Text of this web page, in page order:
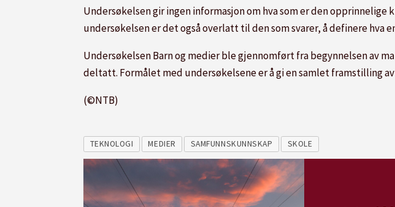
Undersøkelsen gir ingen informasjon om hva som er den
undersøkelsen er det også overlatt til den som svarer, å definere hva
Undersøkelsen Barn og medier ble gjennomført fra begynnelsen av
deltatt. Formålet med undersøkelsene er å gi en samlet framstilling
(©NTB)
TEKNOLOGI MEDIER SAMFUNNSKUNNSKAP SKOLE